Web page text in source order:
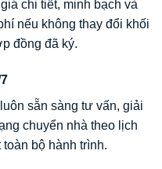
chi tiết, minh bạch và
nếu không thay đổi khối
đồng đã ký.
sẵn sàng tư vấn, giải
chuyển nhà theo lịch
bộ hành trình.